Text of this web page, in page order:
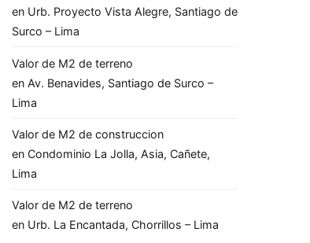
en Urb. Proyecto Vista Alegre, Santiago de
Surco – Lima
Valor de M2 de terreno
en Av. Benavides, Santiago de Surco –
Lima
Valor de M2 de construccion
en Condominio La Jolla, Asia, Cañete,
Lima
Valor de M2 de terreno
en Urb. La Encantada, Chorrillos – Lima